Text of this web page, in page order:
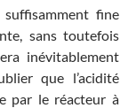
suffisamment fine
sans toutefois
inévitablement
que l’acidité
par le réacteur à